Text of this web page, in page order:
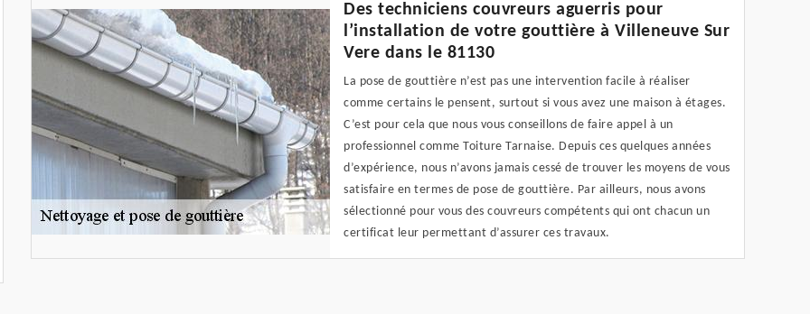
Des techniciens couvreurs aguerris pour
l’installation de votre gouttière à Villeneuve Sur
Vere dans le 81130
La pose de gouttière n’est pas une intervention facile à réaliser
comme certains le pensent, surtout si vous avez une maison à étages.
C’est pour cela que nous vous conseillons de faire appel à un
professionnel comme Toiture Tarnaise. Depuis ces quelques années
d’expérience, nous n’avons jamais cessé de trouver les moyens de vous
satisfaire en termes de pose de gouttière. Par ailleurs, nous avons
sélectionné pour vous des couvreurs compétents qui ont chacun un
certificat leur permettant d’assurer ces travaux.